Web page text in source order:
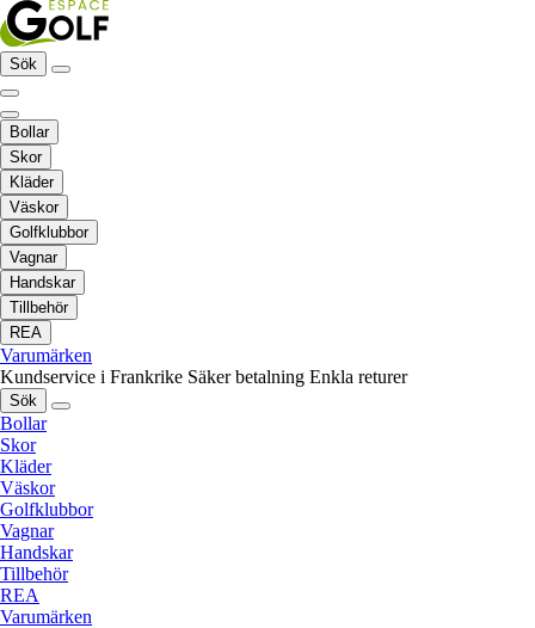
Sök
Bollar
Skor
Kläder
Väskor
Golfklubbor
Vagnar
Handskar
Tillbehör
REA
Varumärken
Kundservice i Frankrike Säker betalning Enkla returer
Sök
Bollar
Skor
Kläder
Väskor
Golfklubbor
Vagnar
Handskar
Tillbehör
REA
Varumärken